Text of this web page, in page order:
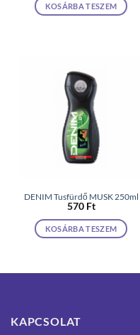
KOSÁRBA TESZEM
DENIM Tusfürdő MUSK 250ml
570 Ft
KOSÁRBA TESZEM
KAPCSOLAT